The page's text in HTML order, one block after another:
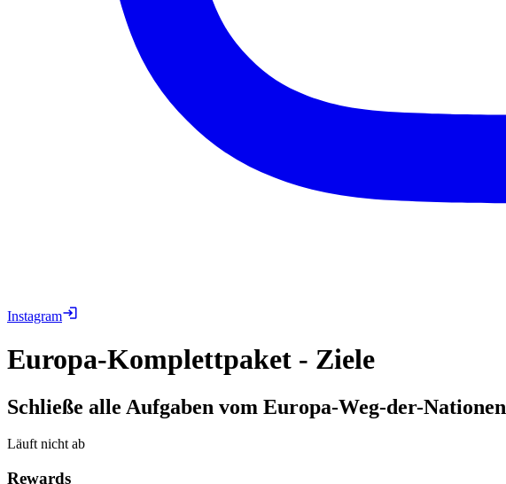
Instagram
Europa-Komplettpaket - Ziele
Schließe alle Aufgaben vom Europa-Weg-der-
Läuft nicht ab
Rewards